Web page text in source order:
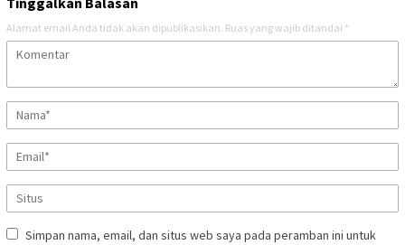
Alamat email Anda tidak akan dipublikasikan. Ruas yang wajib ditandai *
Simpan nama, email, dan situs web saya pada peramban ini untuk